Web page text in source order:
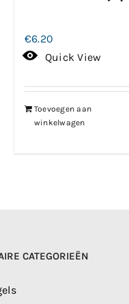
€6.20
Quick View
Toevoegen aan
winkelwagen
CATEGORIEËN